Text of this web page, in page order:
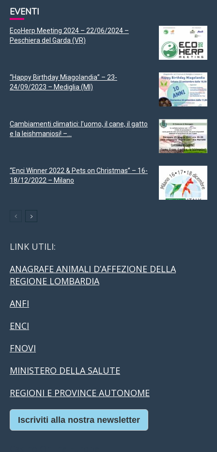
EVENTI
EcoHerp Meeting 2024 – 22/06/2024 –
Peschiera del Garda (VR)
“Happy Birthday Miagolandia” – 23-
24/09/2023 – Mediglia (MI)
Cambiamenti climatici: l’uomo, il cane, il gatto
e la leishmaniosi! –...
“Enci Winner 2022 & Pets on Christmas” – 16-
18/12/2022 – Milano
LINK UTILI:
ANAGRAFE ANIMALI D’AFFEZIONE DELLA
REGIONE LOMBARDIA
ANFI
ENCI
FNOVI
MINISTERO DELLA SALUTE
REGIONI E PROVINCE AUTONOME
Iscriviti alla nostra newsletter